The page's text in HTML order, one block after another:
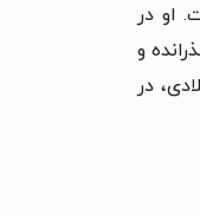
او در
و
ساعت و الهام‌بخش نخستین رمان «پل هاردینگ» بود. کتاب «تعمیرکارها» در سال ۲۰۰۹ میلادی، در